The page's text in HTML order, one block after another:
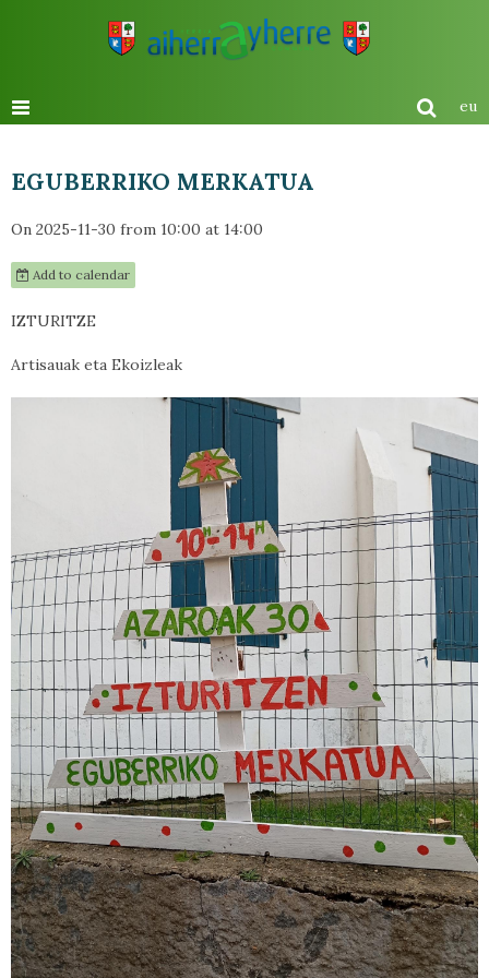
eu
EGUBERRIKO MERKATUA
On 2025-11-30 from 10:00 at 14:00
Add to calendar
IZTURITZE
Artisauak eta Ekoizleak